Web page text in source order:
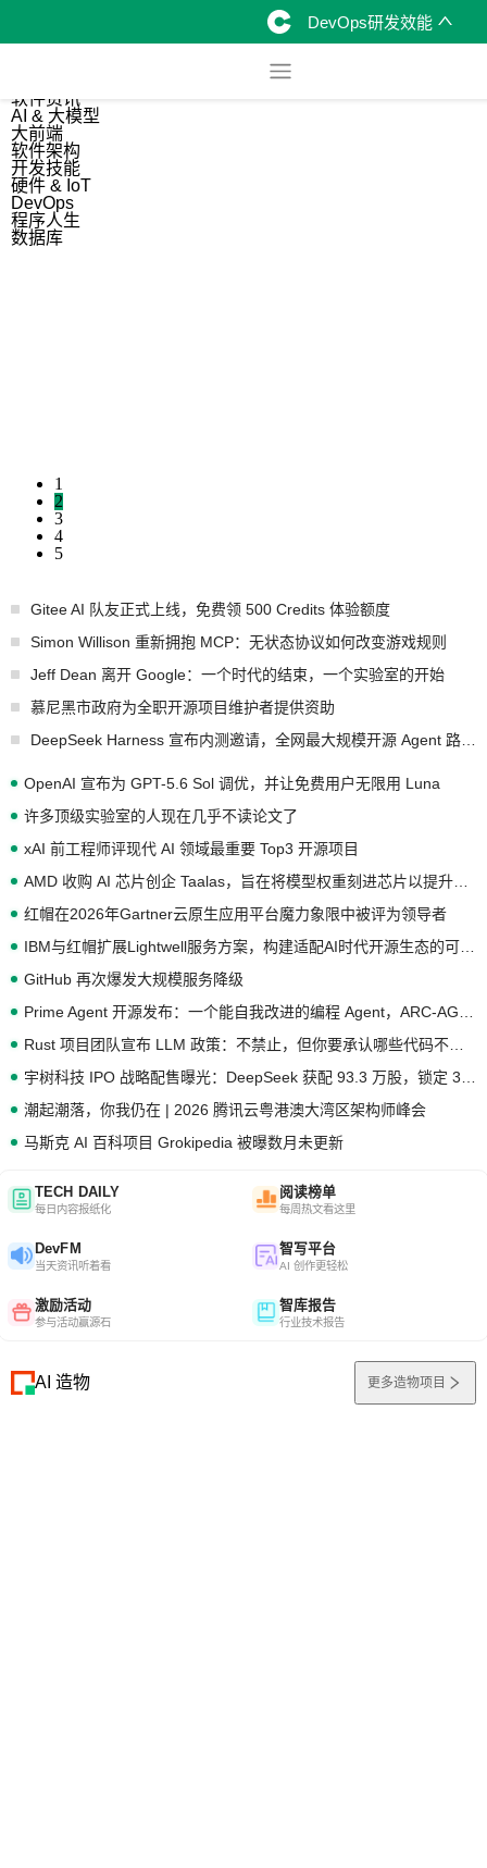
DevOps研发效能
软件资讯
AI & 大模型
大前端
软件架构
开发技能
硬件 & IoT
DevOps
程序人生
数据库
1
2
3
4
5
Gitee AI 队友正式上线，免费领 500 Credits 体验额度
Simon Willison 重新拥抱 MCP：无状态协议如何改变游戏规则
Jeff Dean 离开 Google：一个时代的结束，一个实验室的开始
慕尼黑市政府为全职开源项目维护者提供资助
OpenAI 宣布为 GPT-5.6 Sol 调优，并让免费用户无限用 Luna
许多顶级实验室的人现在几乎不读论文了
xAI 前工程师评现代 AI 领域最重要 Top3 开源项目
红帽在2026年Gartner云原生应用平台魔力象限中被评为领导者
GitHub 再次爆发大规模服务降级
潮起潮落，你我仍在 | 2026 腾讯云粤港澳大湾区架构师峰会
马斯克 AI 百科项目 Grokipedia 被曝数月未更新
TECH DAILY
每日内容报纸化
阅读榜单
每周热文看这里
DevFM
当天资讯听着看
智写平台
AI 创作更轻松
激励活动
参与活动赢源石
智库报告
行业技术报告
AI 造物 更多造物项目